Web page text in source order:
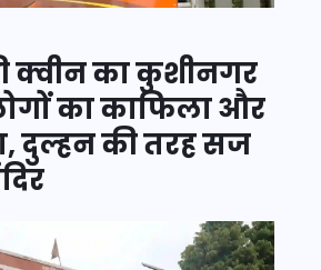
क्वीन का कुशीनगर
का काफिला और
दुल्हन की तरह सज